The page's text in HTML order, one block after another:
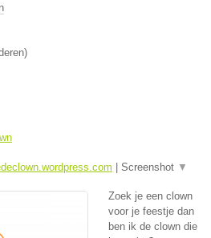
)
Screenshot ▼
Zoek je een clown
voor je feestje dan
ben ik de clown die